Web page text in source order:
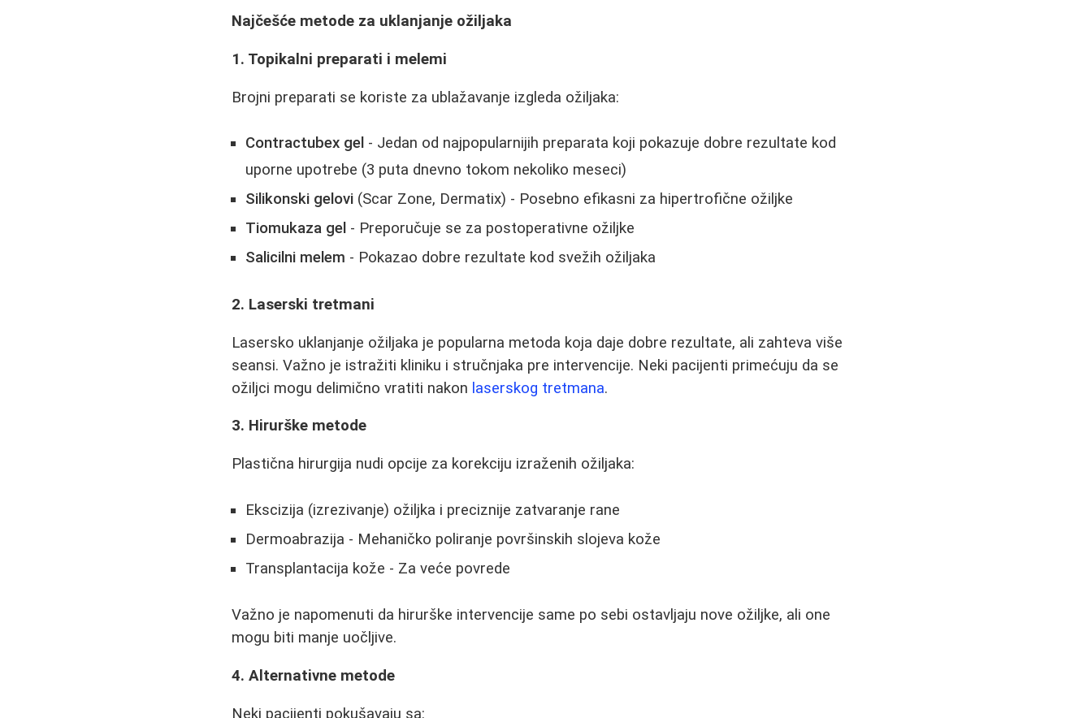
Najčešće metode za uklanjanje ožiljaka
1. Topikalni preparati i melemi
Brojni preparati se koriste za ublažavanje izgleda ožiljaka:
Contractubex gel - Jedan od najpopularnijih preparata koji pokazuje dobre rezultate kod
uporne upotrebe (3 puta dnevno tokom nekoliko meseci)
Silikonski gelovi (Scar Zone, Dermatix) - Posebno efikasni za hipertrofične ožiljke
Tiomukaza gel - Preporučuje se za postoperativne ožiljke
Salicilni melem - Pokazao dobre rezultate kod svežih ožiljaka
2. Laserski tretmani
Lasersko uklanjanje ožiljaka je popularna metoda koja daje dobre rezultate, ali zahteva više
seansi. Važno je istražiti kliniku i stručnjaka pre intervencije. Neki pacijenti primećuju da se
ožiljci mogu delimično vratiti nakon laserskog tretmana.
3. Hirurške metode
Plastična hirurgija nudi opcije za korekciju izraženih ožiljaka:
Ekscizija (izrezivanje) ožiljka i preciznije zatvaranje rane
Dermoabrazija - Mehaničko poliranje površinskih slojeva kože
Transplantacija kože - Za veće povrede
Važno je napomenuti da hirurške intervencije same po sebi ostavljaju nove ožiljke, ali one
mogu biti manje uočljive.
4. Alternativne metode
Neki pacijenti pokušavaju sa: